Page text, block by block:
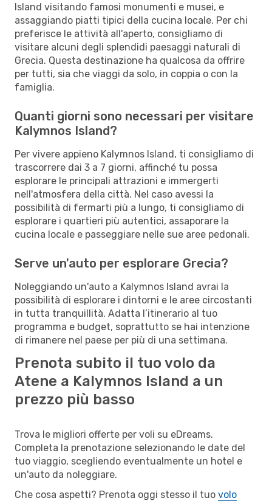
Island visitando famosi monumenti e musei, e
assaggiando piatti tipici della cucina locale. Per chi
preferisce le attività all'aperto, consigliamo di
visitare alcuni degli splendidi paesaggi naturali di
Grecia. Questa destinazione ha qualcosa da offrire
per tutti, sia che viaggi da solo, in coppia o con la
famiglia.
Quanti giorni sono necessari per visitare
Kalymnos Island?
Per vivere appieno Kalymnos Island, ti consigliamo di
trascorrere dai 3 a 7 giorni, affinché tu possa
esplorare le principali attrazioni e immergerti
nell'atmosfera della città. Nel caso avessi la
possibilità di fermarti più a lungo, ti consigliamo di
esplorare i quartieri più autentici, assaporare la
cucina locale e passeggiare nelle sue aree pedonali.
Serve un'auto per esplorare Grecia?
Noleggiando un'auto a Kalymnos Island avrai la
possibilità di esplorare i dintorni e le aree circostanti
in tutta tranquillità. Adatta l’itinerario al tuo
programma e budget, soprattutto se hai intenzione
di rimanere nel paese per più di una settimana.
Prenota subito il tuo volo da
Atene a Kalymnos Island a un
prezzo più basso
Trova le migliori offerte per voli su eDreams.
Completa la prenotazione selezionando le date del
tuo viaggio, scegliendo eventualmente un hotel e
un'auto da noleggiare.
Che cosa aspetti? Prenota oggi stesso il tuo volo